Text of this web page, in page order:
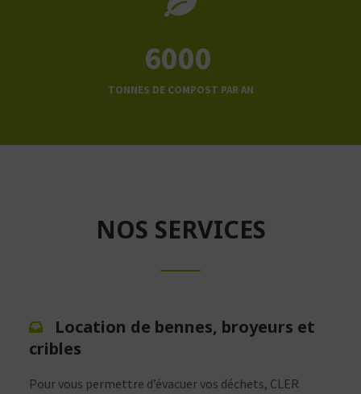
6000
TONNES DE COMPOST PAR AN
NOS SERVICES
Location de bennes, broyeurs et
cribles
Pour vous permettre d’évacuer vos déchets, CLER